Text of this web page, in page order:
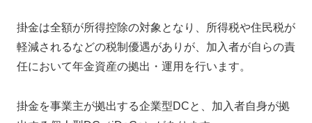
掛金は全額が所得控除の対象となり、所得税や住民税が
軽減されるなどの税制優遇がありが、加入者が自らの責
任において年金資産の拠出・運用を行います。
掛金を事業主が拠出する企業型DCと、加入者自身が拠